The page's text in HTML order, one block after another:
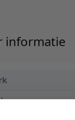
informatie